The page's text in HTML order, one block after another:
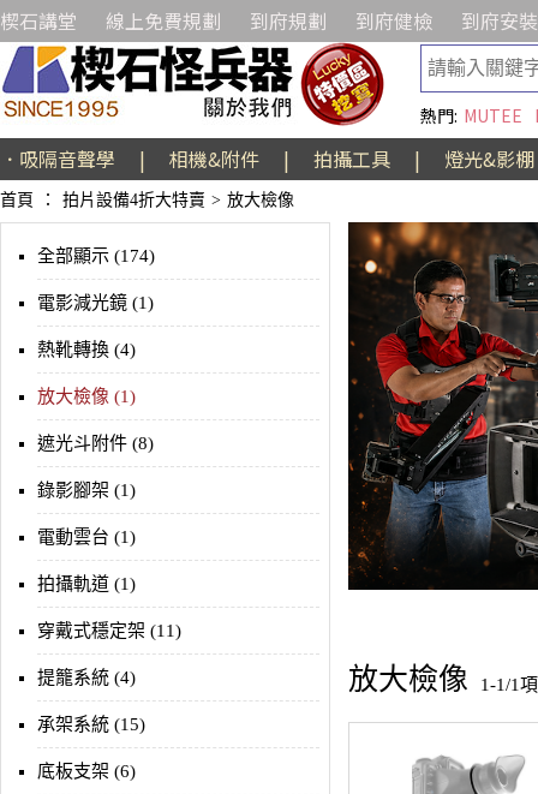
楔石講堂 線上免費規劃 到府規劃 到府健檢 到府安裝
熱門: MUTEE
．吸隔音聲學 | 相機&附件 | 拍攝工具 | 燈光&影棚
首頁 ： 拍片設備4折大特賣 > 放大檢像
全部顯示 (174)
電影減光鏡 (1)
熱靴轉換 (4)
放大檢像 (1)
遮光斗附件 (8)
錄影腳架 (1)
電動雲台 (1)
拍攝軌道 (1)
穿戴式穩定架 (11)
提籠系統 (4)
承架系統 (15)
底板支架 (6)
放大檢像 1-1/1